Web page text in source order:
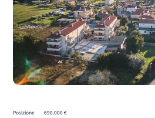
Posizione 690.000 €